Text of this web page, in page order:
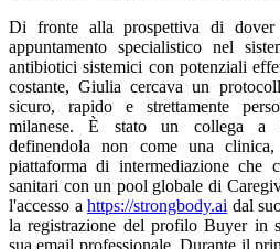
Di fronte alla prospettiva di dover
appuntamento specialistico nel
antibiotici sistemici con potenziali
costante, Giulia cercava un
sicuro, rapido e strettamente
milanese. È stato un collega a
definendola non come una
piattaforma di intermediazione che
sanitari con un pool globale di
l'accesso ahttps://strongbody.ai dal
la registrazione del profilo Buyer in
sua email professionale. Durante il